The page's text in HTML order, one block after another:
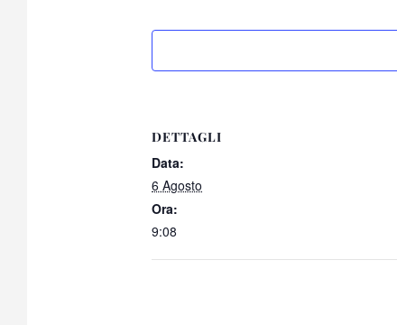
DETTAGLI
Data:
6 Agosto
Ora:
9:08